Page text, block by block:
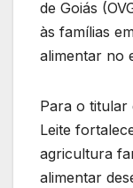
de Goiás
às famílias
alimentar no
Para o titular
Leite
agricultura
alimentar